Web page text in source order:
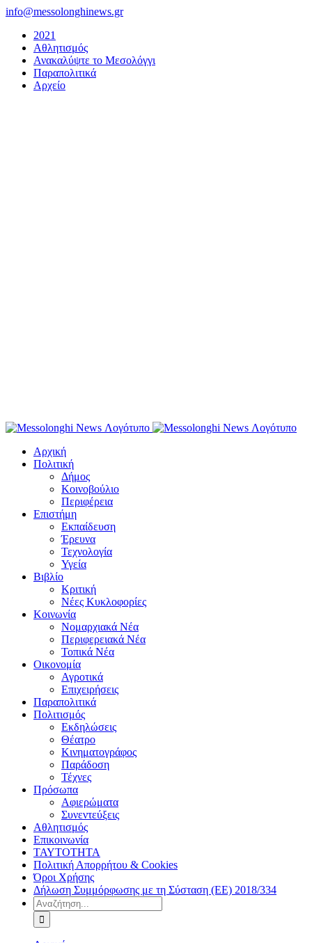
Μετάβαση
περιεχόμενο
info@messolonghinews.gr
2021
Αθλητισμός
Ανακαλύψτε το Μεσολόγγι
Παραπολιτικά
Αρχείο
Αρχική
Πολιτική
Δήμος
Κοινοβούλιο
Περιφέρεια
Επιστήμη
Εκπαίδευση
Έρευνα
Τεχνολογία
Υγεία
Βιβλίο
Κριτική
Νέες Κυκλοφορίες
Κοινωνία
Νομαρχιακά Νέα
Περιφερειακά Νέα
Τοπικά Νέα
Οικονομία
Αγροτικά
Επιχειρήσεις
Παραπολιτικά
Πολιτισμός
Εκδηλώσεις
Θέατρο
Κινηματογράφος
Παράδοση
Τέχνες
Πρόσωπα
Αφιερώματα
Συνεντεύξεις
Αθλητισμός
Επικοινωνία
ΤΑΥΤΟΤΗΤΑ
Πολιτική Απορρήτου & Cookies
Όροι Χρήσης
Δήλωση Συμμόρφωσης με τη Σύσταση (ΕΕ) 2018/334
Αναζήτηση
για: